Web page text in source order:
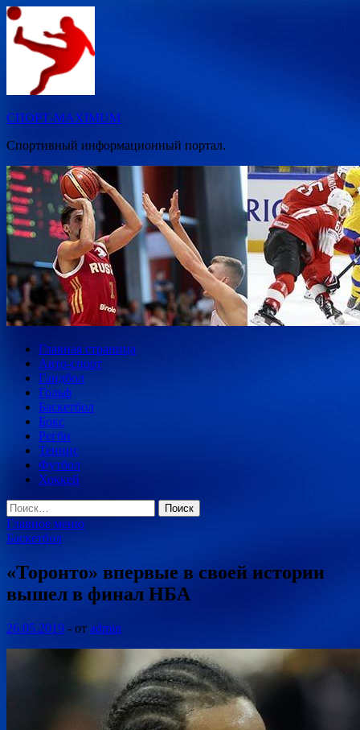
Перейти
содержимому
СПОРТ-MAXIMUM
Спортивный информационный портал.
Главная страница
Авто-спорт
Гандбол
Гольф
Баскетбол
Бокс
Регби
Теннис
Футбол
Хоккей
Найти:
Главное меню
Баскетбол
«Торонто» впервые в своей истории
вышел в финал НБА
26.05.2019 - от admin